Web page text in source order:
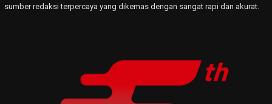
sumber redaksi terpercaya yang dikemas dengan sangat rapi dan akurat.